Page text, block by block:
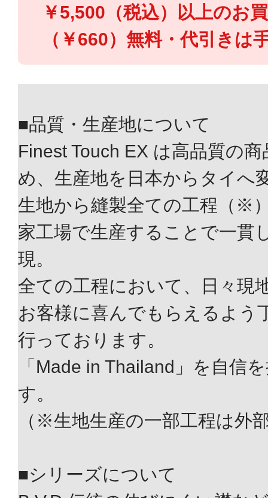
￥5,500（税込）以上のお
（￥660）無料・代引きは
■品質・生産地について
Finest Touch EX は高品質の
め、生産地を日本からタイへ
生地から縫製全ての工程（※
家工場で生産することで一貫
現。
全ての工程において、日々現
お客様に喜んでもらえるよう
行っております。
「Made in Thailand」を自信
す。
（※生地生産の一部工程は外
■シリーズについて